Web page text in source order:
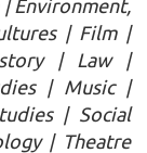
Environment,
| Film |
| Law |
| Music |
| Social
| Theatre